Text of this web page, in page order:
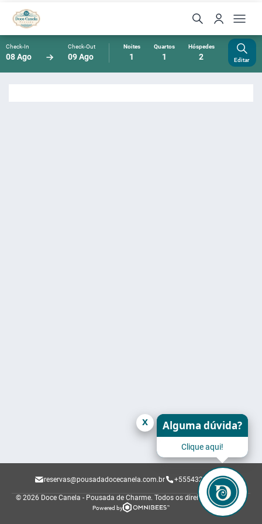
Check-In
08 Ago
Check-Out
09 Ago
Noites
1
Quartos
1
Hóspedes
2 Editar
reservas@pousadadocecanela.com.br +555432829229
© 2026 Doce Canela - Pousada de Charme. Todos os direitos reservados.
Powered by
Alguma dúvida?
Clique aqui!
x